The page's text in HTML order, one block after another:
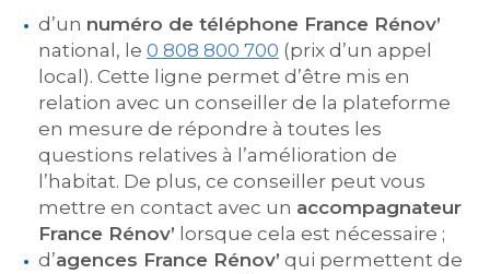
d’un numéro de téléphone France Rénov’
national, le 0 808 800 700 (prix d’un appel
local). Cette ligne permet d’être mis en
relation avec un conseiller de la plateforme
en mesure de répondre à toutes les
questions relatives à l’amélioration de
l’habitat. De plus, ce conseiller peut vous
mettre en contact avec un accompagnateur
France Rénov’ lorsque cela est nécessaire ;
d’agences France Rénov’ qui permettent de